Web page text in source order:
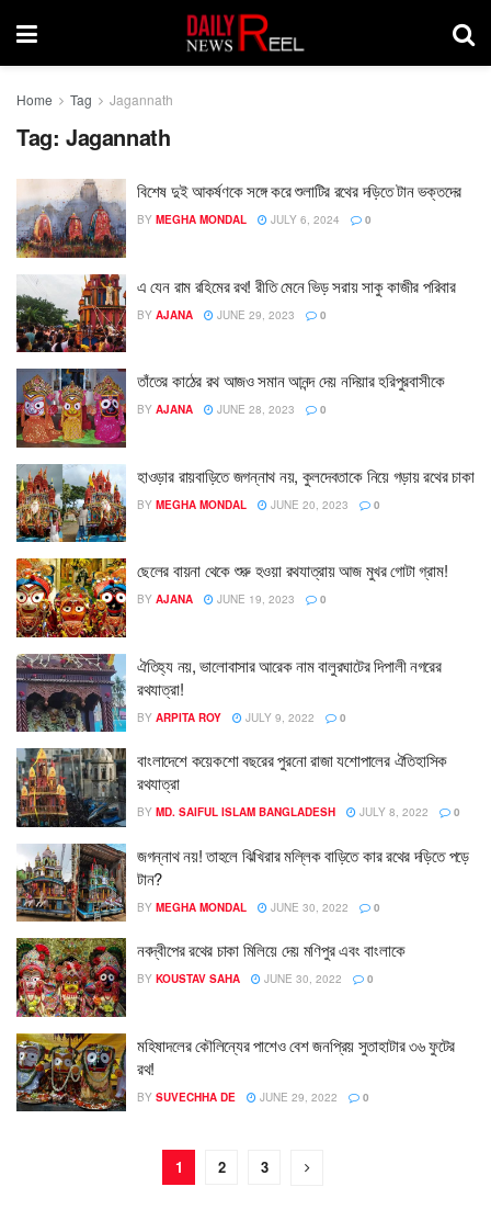
Home Tag Jagannath
Tag: Jagannath
বিশেষ দুই আকর্ষণকে সঙ্গে করে শুলাটির রথের দড়িতে টান ভক্তদের
BY MEGHA MONDAL JULY 6, 2024 0
এ যেন রাম রহিমের রথ! রীতি মেনে ভিড় সরায় সাকু কাজীর পরিবার
BY AJANA JUNE 29, 2023 0
তাঁতের কাঠের রথ আজও সমান আনন্দ দেয় নদিয়ার হরিপুরবাসীকে
BY AJANA JUNE 28, 2023 0
হাওড়ার রায়বাড়িতে জগন্নাথ নয়, কুলদেবতাকে নিয়ে গড়ায় রথের চাকা
BY MEGHA MONDAL JUNE 20, 2023 0
ছেলের বায়না থেকে শুরু হওয়া রথযাত্রায় আজ মুখর গোটা গ্রাম!
BY AJANA JUNE 19, 2023 0
ঐতিহ্য নয়, ভালোবাসার আরেক নাম বালুরঘাটের দিপালী নগরের
রথযাত্রা!
BY ARPITA ROY JULY 9, 2022 0
বাংলাদেশে কয়েকশো বছরের পুরনো রাজা যশোপালের ঐতিহাসিক
রথযাত্রা
BY MD. SAIFUL ISLAM BANGLADESH JULY 8, 2022 0
জগন্নাথ নয়! তাহলে ঝিখিরার মল্লিক বাড়িতে কার রথের দড়িতে পড়ে
টান?
BY MEGHA MONDAL JUNE 30, 2022 0
নবদ্বীপের রথের চাকা মিলিয়ে দেয় মণিপুর এবং বাংলাকে
BY KOUSTAV SAHA JUNE 30, 2022 0
মহিষাদলের কৌলিন্যের পাশেও বেশ জনপ্রিয় সুতাহাটার ৩৬ ফুটের
রথ!
BY SUVECHHA DE JUNE 29, 2022 0
1 2 3